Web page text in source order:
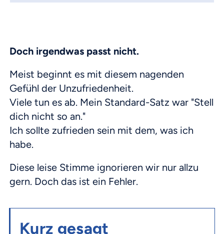
Doch irgendwas passt nicht.
Meist beginnt es mit diesem nagenden
Gefühl der Unzufriedenheit.
Viele tun es ab. Mein Standard-Satz war "Stell
dich nicht so an."
Ich sollte zufrieden sein mit dem, was ich
habe.
Diese leise Stimme ignorieren wir nur allzu
gern. Doch das ist ein Fehler.
Kurz gesagt